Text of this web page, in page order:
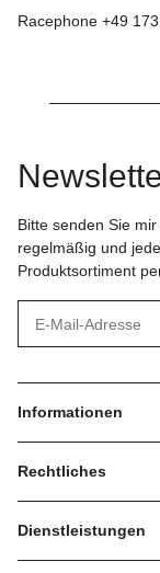
Racephone +49
Bitte senden Sie
regelmäßig und
Produktsortiment
Informationen
Rechtliches
Dienstleistungen